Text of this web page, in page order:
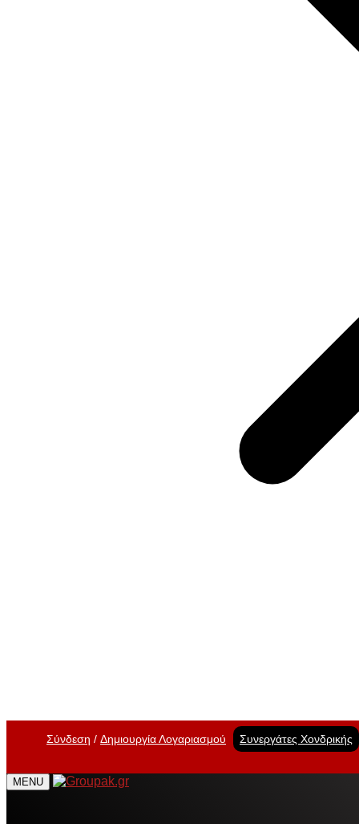
Σύνδεση Δημιουργία Λογαριασμού Συνεργάτες Χονδρικής
MENU